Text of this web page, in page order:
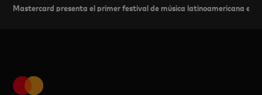
Mastercard presenta el primer festival de música latinoamericana en